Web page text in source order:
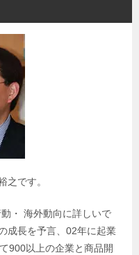
之です。
・ 海外動向に詳しいで
成長を予言、02年に起業
900以上の企業と商品開